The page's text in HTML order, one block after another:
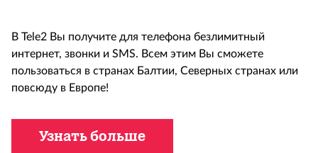
В Tele2 Вы получите для телефона безлимитный
интернет, звонки и SMS. Всем этим Вы сможете
пользоваться в странах Балтии, Северных странах или
повсюду в Европе!
Узнать больше